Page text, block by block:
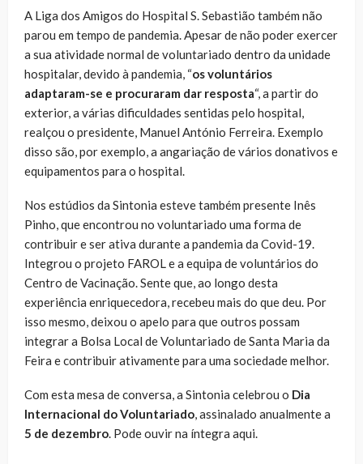
A Liga dos Amigos do Hospital S. Sebastião também não
parou em tempo de pandemia. Apesar de não poder exercer
a sua atividade normal de voluntariado dentro da unidade
hospitalar, devido à pandemia, “os voluntários
adaptaram-se e procuraram dar resposta“, a partir do
exterior, a várias dificuldades sentidas pelo hospital,
realçou o presidente, Manuel António Ferreira. Exemplo
disso são, por exemplo, a angariação de vários donativos e
equipamentos para o hospital.
Nos estúdios da Sintonia esteve também presente Inês
Pinho, que encontrou no voluntariado uma forma de
contribuir e ser ativa durante a pandemia da Covid-19.
Integrou o projeto FAROL e a equipa de voluntários do
Centro de Vacinação. Sente que, ao longo desta
experiência enriquecedora, recebeu mais do que deu. Por
isso mesmo, deixou o apelo para que outros possam
integrar a Bolsa Local de Voluntariado de Santa Maria da
Feira e contribuir ativamente para uma sociedade melhor.
Com esta mesa de conversa, a Sintonia celebrou o Dia
Internacional do Voluntariado, assinalado anualmente a
5 de dezembro. Pode ouvir na íntegra aqui.